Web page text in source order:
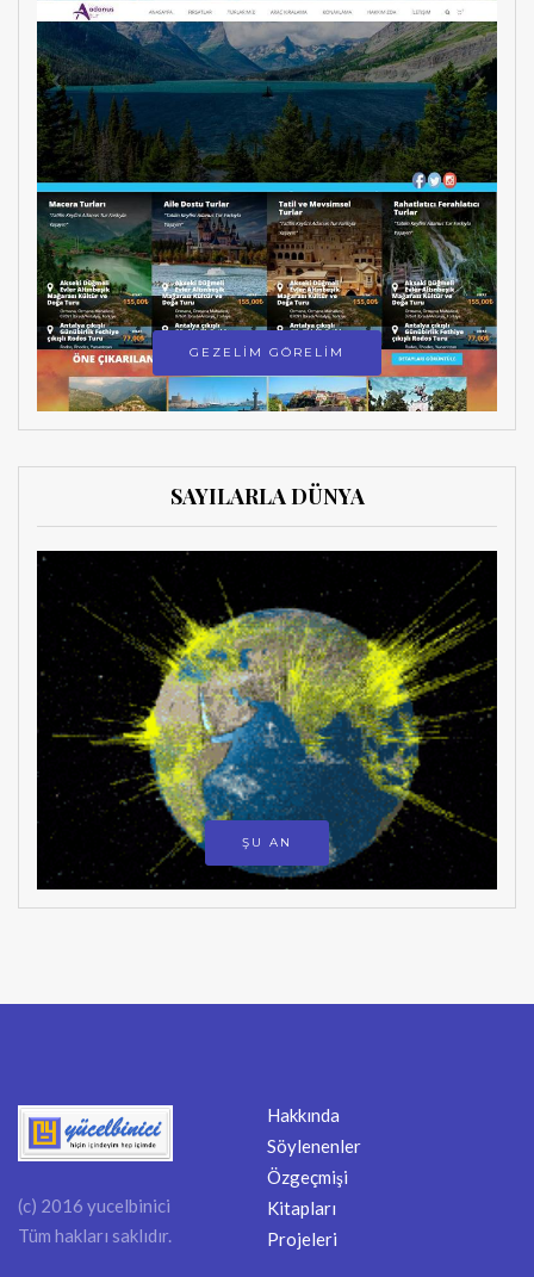
GEZELİM GÖRELİM
SAYILARLA DÜNYA
ŞU AN
(c) 2016 yucelbinici
Tüm hakları saklıdır.
Hakkında
Söylenenler
Özgeçmişi
Kitapları
Projeleri